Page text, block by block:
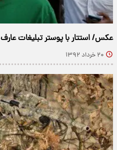
عکس/ استتار با پوستر تبلیغات عارف
۲۰ خرداد ۱۳۹۲